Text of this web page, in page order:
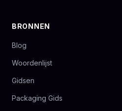
BRONNEN
Blog
Woordenlijst
Gidsen
Packaging Gids